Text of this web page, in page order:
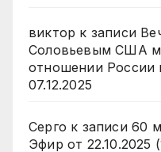
виктор к записи
Соловьевым США
отношении России
07.12.2025
Серго к записи 60
Эфир от 22.10.2025